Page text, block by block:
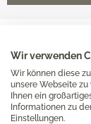
Wir verwenden
Wir können diese
unsere Webseite zu
Ihnen ein
Informationen zu
Einstellungen.
Hannover